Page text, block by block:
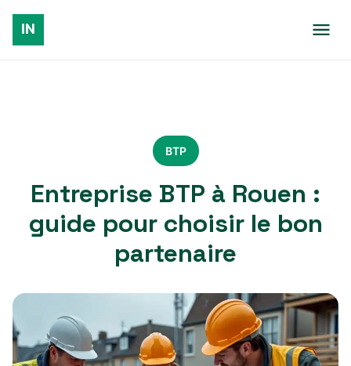
BTP
Entreprise BTP à Rouen :
guide pour choisir le bon
partenaire